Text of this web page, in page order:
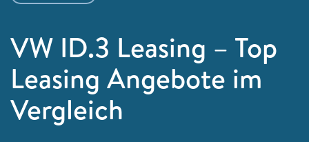
VW ID.3 Leasing – Top
Leasing Angebote im
Vergleich